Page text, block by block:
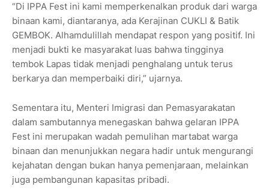
“Di IPPA Fest ini kami memperkenalkan produk dari warga
binaan kami, diantaranya, ada Kerajinan CUKLI & Batik
GEMBOK. Alhamdulillah mendapat respon yang positif. Ini
menjadi bukti ke masyarakat luas bahwa tingginya
tembok Lapas tidak menjadi penghalang untuk terus
berkarya dan memperbaiki diri,” ujarnya.
Sementara itu, Menteri Imigrasi dan Pemasyarakatan
dalam sambutannya menegaskan bahwa gelaran IPPA
Fest ini merupakan wadah pemulihan martabat warga
binaan dan menunjukkan negara hadir untuk mengurangi
kejahatan dengan bukan hanya pemenjaraan, melainkan
juga pembangunan kapasitas pribadi.